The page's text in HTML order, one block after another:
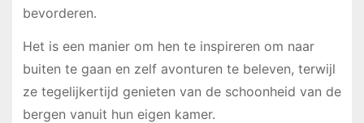
bevorderen.
Het is een manier om hen te inspireren om naar
buiten te gaan en zelf avonturen te beleven, terwijl
ze tegelijkertijd genieten van de schoonheid van de
bergen vanuit hun eigen kamer.